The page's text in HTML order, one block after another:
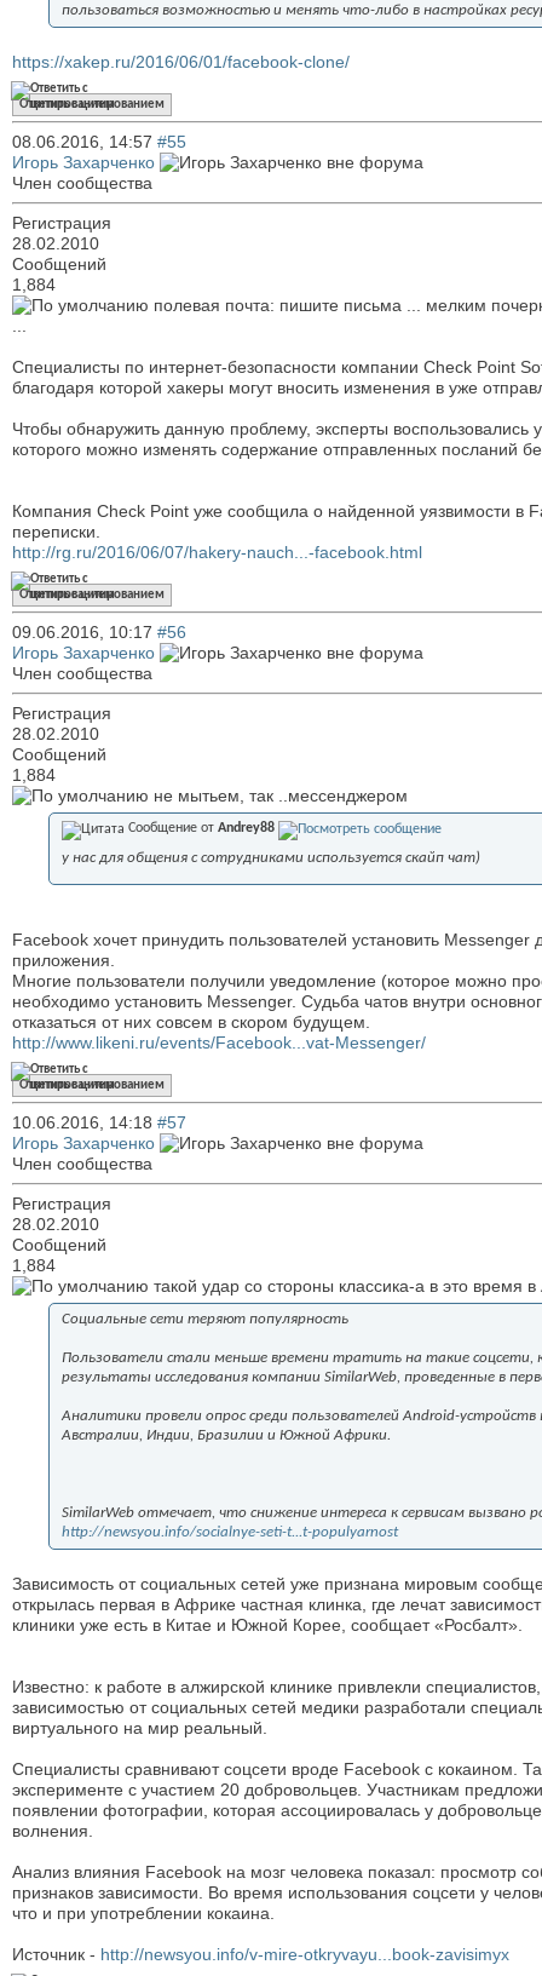
пользоваться возможностью и менять что-либо в настройках
https://xakep.ru/2016/06/01/facebook-clone/
Ответить с цитированием
08.06.2016, 14:57 #55
Игорь Захарченко
Член сообщества
Регистрация
28.02.2010
Сообщений
1,884
полевая почта: пишите письма ... мелким
Cпециалисты по интернет-безопасности компании Check Point
благодаря которой хакеры могут вносить изменения в уже
Чтобы обнаружить данную проблему, эксперты
которого можно изменять содержание отправленных посланий
Компания Check Point уже сообщила о найденной уязвимости
переписки.
http://rg.ru/2016/06/07/hakery-nauch...-facebook.html
Ответить с цитированием
09.06.2016, 10:17 #56
Игорь Захарченко
Член сообщества
Регистрация
28.02.2010
Сообщений
1,884
не мытьем, так ..мессенджером
Сообщение от Andrey88
у нас для общения с сотрудниками используется скайп чат)
Facebook хочет принудить пользователей установить
приложения.
Многие пользователи получили уведомление (которое можно
необходимо установить Messenger. Судьба чатов внутри
отказаться от них совсем в скором будущем.
http://www.likeni.ru/events/Facebook...vat-Messenger/
Ответить с цитированием
10.06.2016, 14:18 #57
Игорь Захарченко
Член сообщества
Регистрация
28.02.2010
Сообщений
1,884
такой удар со стороны классика-а в это
Социальные сети теряют популярность
Пользователи стали меньше времени тратить на такие соцсети,
результаты исследования компании SimilarWeb, проведенные в
Аналитики провели опрос среди пользователей Android-
Австралии, Индии, Бразилии и Южной Африки.
SimilarWeb отмечает, что снижение интереса к сервисам вызвано
http://newsyou.info/socialnye-seti-t...t-populyarnost
Зависимость от социальных сетей уже признана мировым
открылась первая в Африке частная клинка, где лечат
клиники уже есть в Китае и Южной Корее, сообщает «Росбалт».
Известно: к работе в алжирской клинике привлекли
зависимостью от социальных сетей медики разработали
виртуального на мир реальный.
Специалисты сравнивают соцсети вроде Facebook с кокаином.
эксперименте с участием 20 добровольцев. Участникам
появлении фотографии, которая ассоциировалась у
волнения.
Анализ влияния Facebook на мозг человека показал: просмотр
признаков зависимости. Во время использования соцсети у
что и при употреблении кокаина.
Источник - http://newsyou.info/v-mire-otkryvayu...book-zavisimyx